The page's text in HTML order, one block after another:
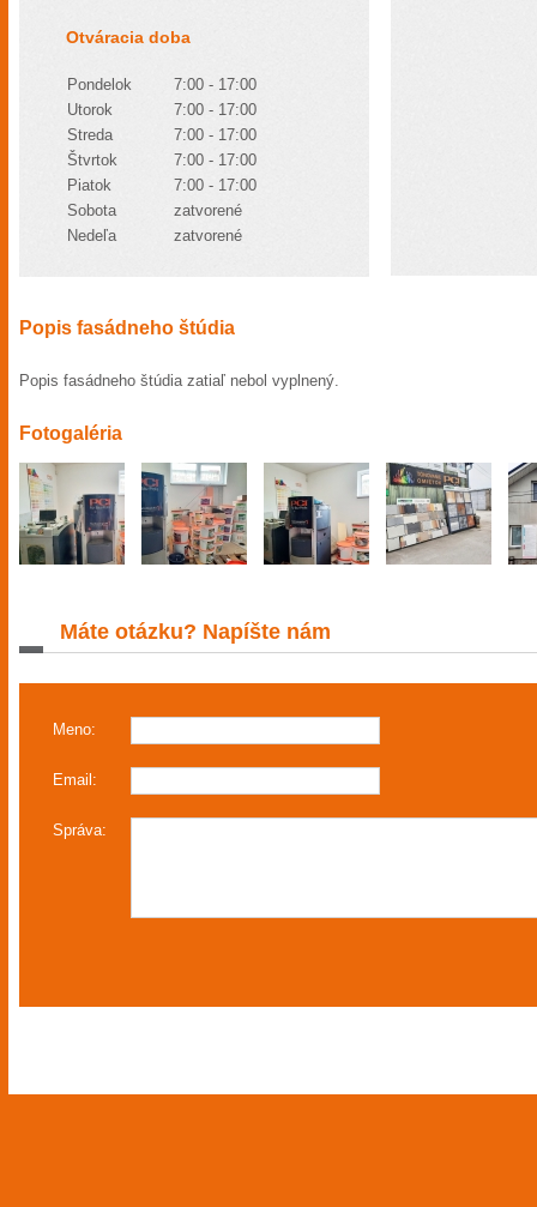
Otváracia doba
Pondelok
7:00 - 17:00
Utorok
7:00 - 17:00
Streda
7:00 - 17:00
Štvrtok
7:00 - 17:00
Piatok
7:00 - 17:00
Sobota
zatvorené
Nedeľa
zatvorené
Popis fasádneho štúdia
Popis fasádneho štúdia zatiaľ nebol vyplnený.
Fotogaléria
Máte otázku? Napíšte nám
Meno:
Email:
Správa: